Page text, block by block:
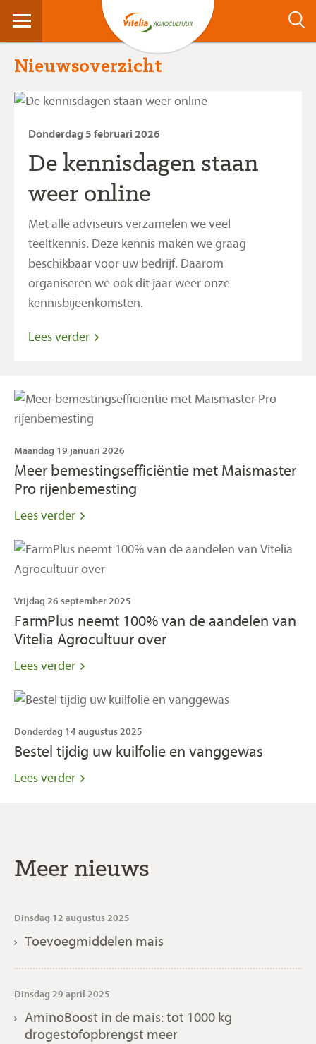
Nieuwsoverzicht
Donderdag 5 februari 2026
De kennisdagen staan
weer online
Met alle adviseurs verzamelen we veel
teeltkennis. Deze kennis maken we graag
beschikbaar voor uw bedrijf. Daarom
organiseren we ook dit jaar weer onze
kennisbijeenkomsten.
Lees verder
Maandag 19 januari 2026
Meer bemestingsefficiëntie met Maismaster
Pro rijenbemesting
Lees verder
Vrijdag 26 september 2025
FarmPlus neemt 100% van de aandelen van
Vitelia Agrocultuur over
Lees verder
Donderdag 14 augustus 2025
Bestel tijdig uw kuilfolie en vanggewas
Lees verder
Meer nieuws
Dinsdag 12 augustus 2025
Toevoegmiddelen mais
Dinsdag 29 april 2025
AminoBoost in de mais: tot 1000 kg
drogestofopbrengst meer